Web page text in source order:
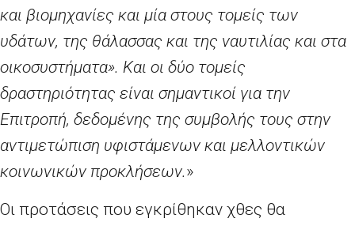
και βιομηχανίες και μία στους τομείς των
υδάτων, της θάλασσας και της ναυτιλίας και στα
οικοσυστήματα». Και οι δύο τομείς
δραστηριότητας είναι σημαντικοί για την
Επιτροπή, δεδομένης της συμβολής τους στην
αντιμετώπιση υφιστάμενων και μελλοντικών
κοινωνικών προκλήσεων.»
Οι προτάσεις που εγκρίθηκαν χθες θα